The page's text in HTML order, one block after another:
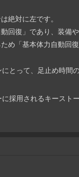
絶対に左です。
回復」であり、装備
め「基本体力自動回
とって、足止め時間
採用されるキースト